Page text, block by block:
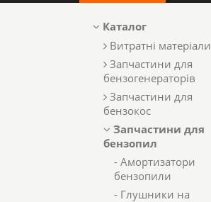
Каталог
Витратні матеріали
Запчастини для
бензогенераторів
Запчастини для
бензокос
Запчастини для
бензопил
- Амортизатори
бензопили
- Глушники на